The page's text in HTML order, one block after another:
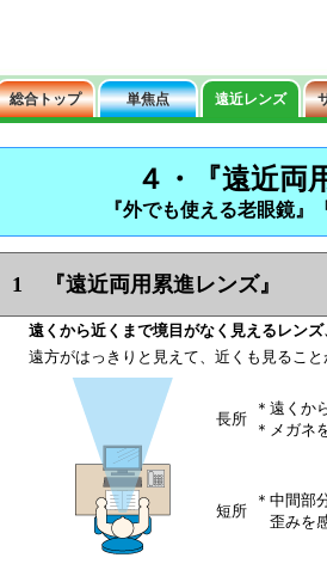
４・『遠近両
『外でも使える老眼鏡』
1 『遠近両用累進レンズ』
遠くから近くまで境目がなく見えるレンズ
遠方がはっきりと見えて、近くも見るこ
長所
＊遠くか
＊メガネ
短所
＊中間部
歪みを